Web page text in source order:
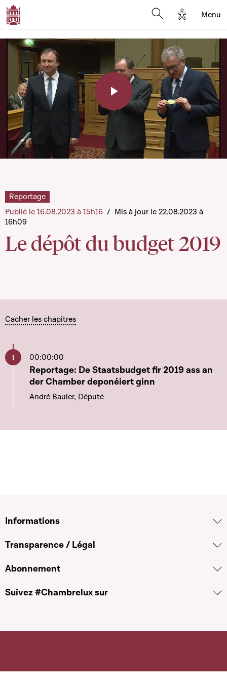
Options
Menu
Play
Video
Le dépôt du budget 2019
Reportage
Publié le 16.08.2023 à 15h16 / Mis à jour le 22.08.2023 à
16h09
Cacher les chapitres
00:00:00
Aller à ce chapitre
Reportage: De Staatsbudget fir 2019 ass an
der Chamber deponéiert ginn
André Bauler, Député
Informations
Transparence / Légal
Abonnement
Suivez #Chambrelux sur